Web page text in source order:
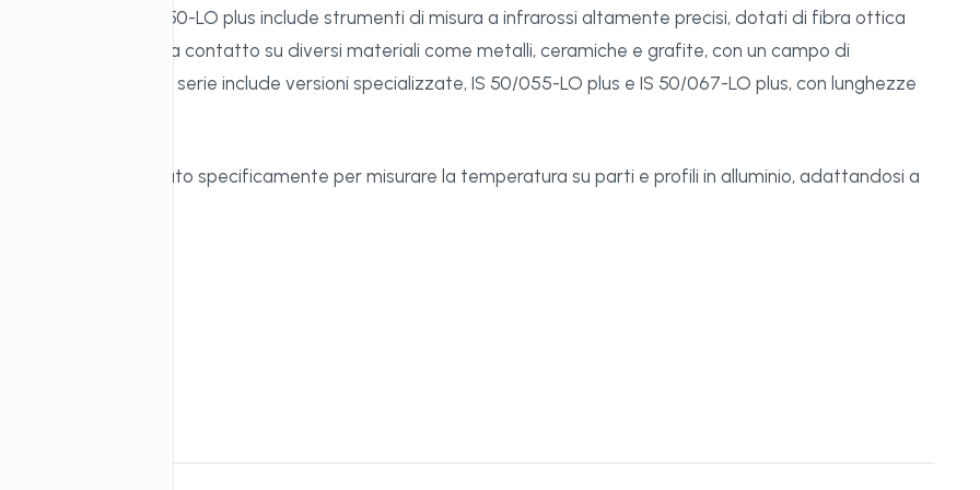
50-LO plus e IGA 50-LO plus include strumenti di misura a infrarossi altamente precisi, dotati di fibra ottica
di temperatura senza contatto su diversi materiali come metalli, ceramiche e grafite, con un campo di
250 a 3500 °C. La serie include versioni specializzate, IS 50/055-LO plus e IS 50/067-LO plus, con lunghezze
Al-LO plus è progettato specificamente per misurare la temperatura su parti e profili in alluminio, adattandosi a